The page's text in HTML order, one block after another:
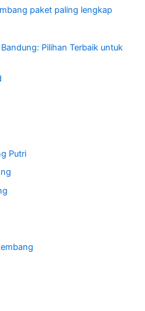
paket paling lengkap
Pilihan Terbaik untuk
Putri